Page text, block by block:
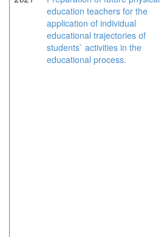
education teachers for the
application of individual
educational trajectories of
students` activities in the
educational process.